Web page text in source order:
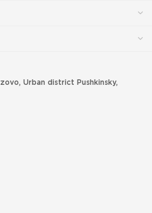
Urban district Pushkinsky,